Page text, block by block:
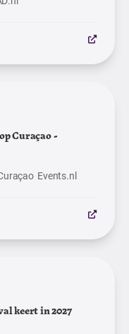
Curaçao -
Events.nl
keert in 2027